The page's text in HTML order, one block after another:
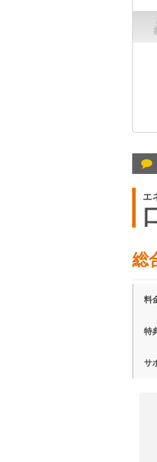
エ
総
料
特
サ